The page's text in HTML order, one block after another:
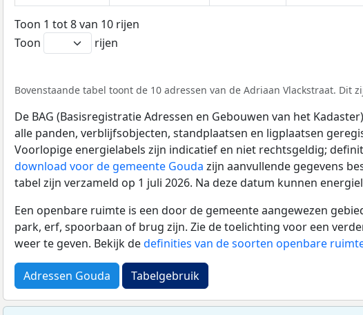
Toon 1 tot 8 van 10 rijen
Toon
rijen
Bovenstaande tabel toont de 10 adressen van de Adriaan Vlackstraat. Dit
De BAG (Basisregistratie Adressen en Gebouwen van het
alle panden, verblijfsobjecten, standplaatsen en ligplaatsen
Voorlopige energielabels zijn indicatief en niet rechtsgeldig;
download voor de gemeente Gouda zijn aanvullende gegevens
tabel zijn verzameld op 1 juli 2026. Na deze datum kunnen
Een openbare ruimte is een door de gemeente aangewezen
park, erf, spoorbaan of brug zijn. Zie de toelichting voor een
weer te geven. Bekijk dedefinities van de soorten openbare
Adressen Gouda Tabelgebruik